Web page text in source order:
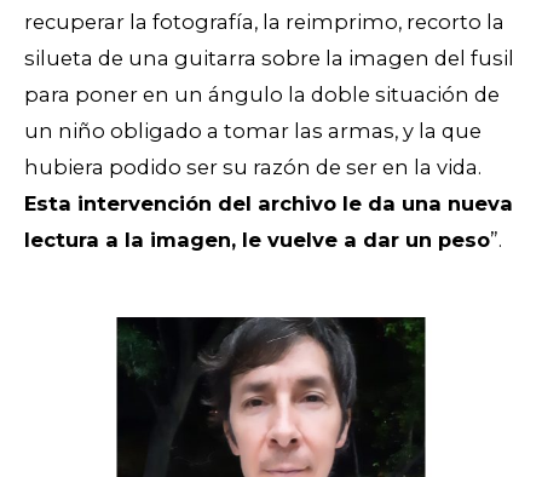
recuperar la fotografía, la reimprimo, recorto la
silueta de una guitarra sobre la imagen del fusil
para poner en un ángulo la doble situación de
un niño obligado a tomar las armas, y la que
hubiera podido ser su razón de ser en la vida.
Esta intervención del archivo le da una nueva
lectura a la imagen, le vuelve a dar un peso”.